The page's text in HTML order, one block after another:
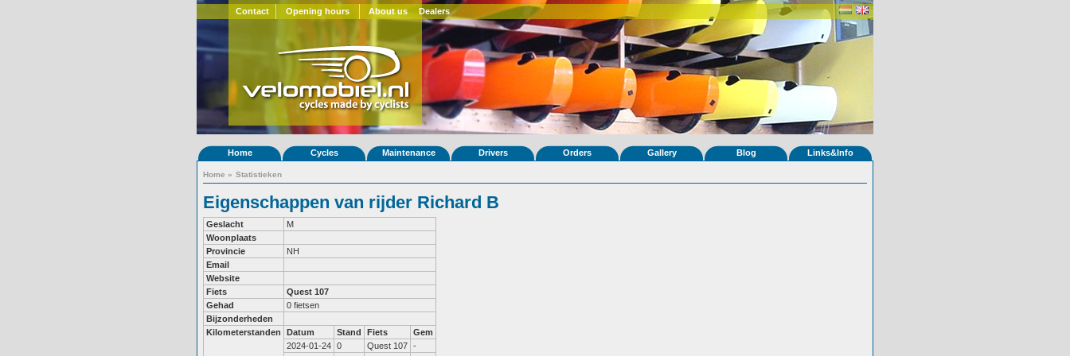
Contact Opening hours About us Dealers
Home Cycles Maintenance Drivers Orders Gallery Blog Links&Info
Home » Statistieken
Eigenschappen van rijder Richard B
Geslacht
M
Woonplaats
Provincie
NH
Email
Website
Fiets
Quest 107
Gehad
0 fietsen
Bijzonderheden
Kilometerstanden
Datum Stand Fiets
Gem
2024-01-24 0 Quest 107 -